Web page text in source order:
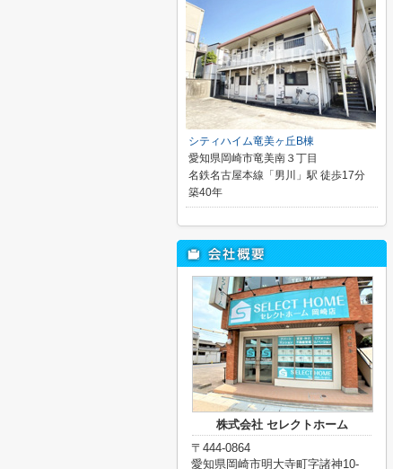
シティハイム竜美ヶ丘B棟
愛知県岡崎市竜美南３丁目
名鉄名古屋本線「男川」駅 徒歩17分
築40年
株式会社 セレクトホーム
〒444-0864
愛知県岡崎市明大寺町字諸神10-